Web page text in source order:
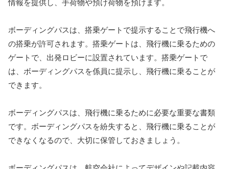
情報を提供し、手荷物や預け荷物を預けます。
ボーディングパスは、搭乗ゲートで提示することで飛行機へ
の搭乗が許可されます。搭乗ゲートは、飛行機に乗るための
ゲートで、出発ロビーに設置されています。搭乗ゲートで
は、ボーディングパスを係員に提示し、飛行機に乗ることが
できます。
ボーディングパスは、飛行機に乗るために必要な重要な書類
です。ボーディングパスを紛失すると、飛行機に乗ることが
できなくなるので、大切に保管しておきましょう。